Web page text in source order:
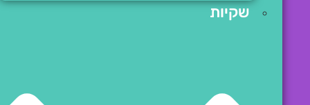
שקיות